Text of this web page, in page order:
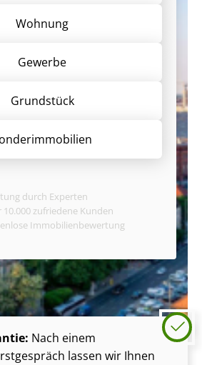
Wohnung
Gewerbe
Grund­stück
durch Experten
10.000 zufriedene Kunden
Immobilienbewertung
Nach einem
lassen wir Ihnen